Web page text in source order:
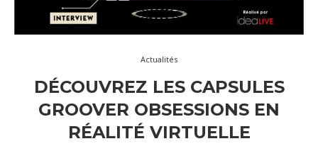
Actualités
DÉCOUVREZ LES CAPSULES
GROOVER OBSESSIONS EN
RÉALITÉ VIRTUELLE